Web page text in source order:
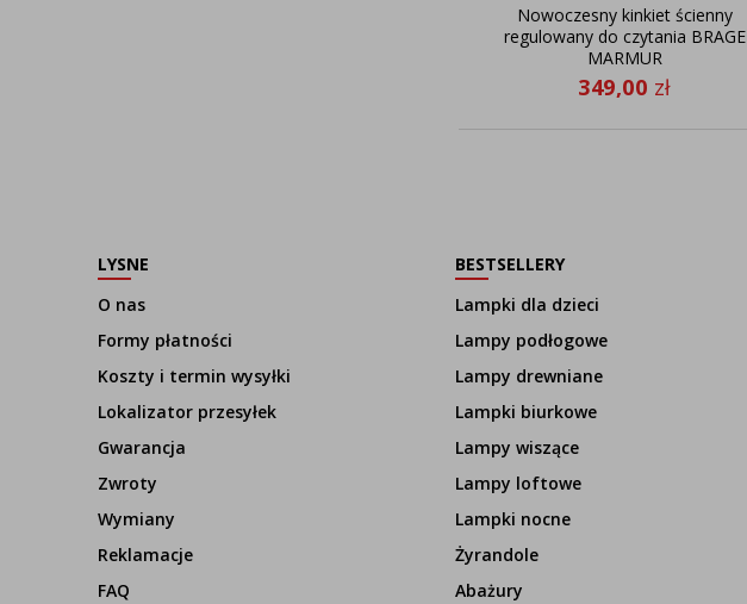
Nowoczesny kinkiet ścienny
regulowany do czytania BRAGE
MARMUR
349,00 zł
LYSNE
O nas
Formy płatności
Koszty i termin wysyłki
Lokalizator przesyłek
Gwarancja
Zwroty
Wymiany
Reklamacje
FAQ
BESTSELLERY
Lampki dla dzieci
Lampy podłogowe
Lampy drewniane
Lampki biurkowe
Lampy wiszące
Lampy loftowe
Lampki nocne
Żyrandole
Abażury